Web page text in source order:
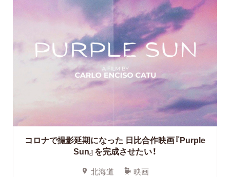
コロナで撮影延期になった 日比合作映画『Purple
Sun』を完成させたい！
北海道 映画